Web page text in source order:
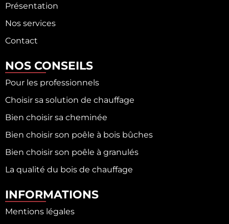
Présentation
Nos services
Contact
NOS CONSEILS
Pour les professionnels
Choisir sa solution de chauffage
Bien choisir sa cheminée
Bien choisir son poêle à bois bûches
Bien choisir son poêle à granulés
La qualité du bois de chauffage
INFORMATIONS
Mentions légales